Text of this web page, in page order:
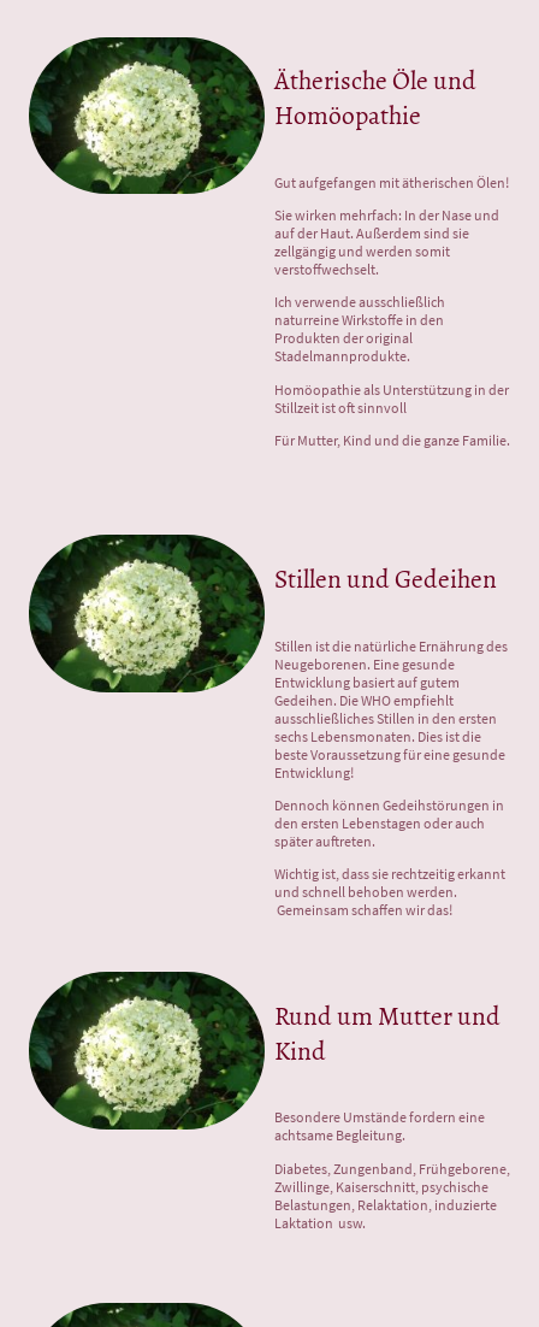
Ätherische Öle und
Homöopathie
Gut aufgefangen mit ätherischen Ölen!
Sie wirken mehrfach: In der Nase und
auf der Haut. Außerdem sind sie
zellgängig und werden somit
verstoffwechselt.
Ich verwende ausschließlich
naturreine Wirkstoffe in den
Produkten der original
Stadelmannprodukte.
Homöopathie als Unterstützung in der
Stillzeit ist oft sinnvoll
Für Mutter, Kind und die ganze Familie.
Stillen und Gedeihen
Stillen ist die natürliche Ernährung des
Neugeborenen. Eine gesunde
Entwicklung basiert auf gutem
Gedeihen. Die WHO empfiehlt
ausschließliches Stillen in den ersten
sechs Lebensmonaten. Dies ist die
beste Voraussetzung für eine gesunde
Entwicklung!
Dennoch können Gedeihstörungen in
den ersten Lebenstagen oder auch
später auftreten.
Wichtig ist, dass sie rechtzeitig erkannt
und schnell behoben werden.
Gemeinsam schaffen wir das!
Rund um Mutter und
Kind
Besondere Umstände fordern eine
achtsame Begleitung.
Diabetes, Zungenband, Frühgeborene,
Zwillinge, Kaiserschnitt, psychische
Belastungen, Relaktation, induzierte
Laktation usw.